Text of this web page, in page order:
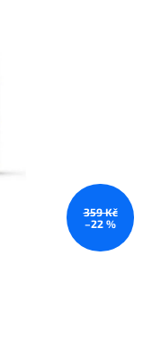
359 Kč
–22 %